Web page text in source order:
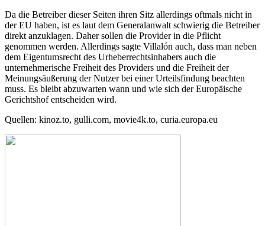
Da die Betreiber dieser Seiten ihren Sitz allerdings oftmals nicht in
der EU haben, ist es laut dem Generalanwalt schwierig die Betreiber
direkt anzuklagen. Daher sollen die Provider in die Pflicht
genommen werden. Allerdings sagte Villalón auch, dass man neben
dem Eigentumsrecht des Urheberrechtsinhabers auch die
unternehmerische Freiheit des Providers und die Freiheit der
Meinungsäußerung der Nutzer bei einer Urteilsfindung beachten
muss. Es bleibt abzuwarten wann und wie sich der Europäische
Gerichtshof entscheiden wird.
Quellen: kinoz.to, gulli.com, movie4k.to, curia.europa.eu